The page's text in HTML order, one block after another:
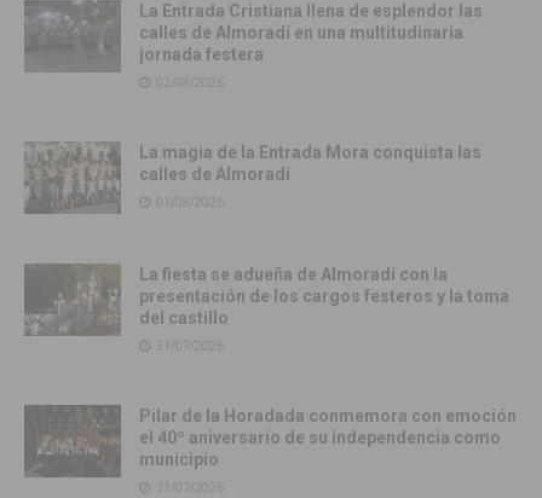
La Entrada Cristiana llena de esplendor las
calles de Almoradí en una multitudinaria
jornada festera
02/08/2026
La magia de la Entrada Mora conquista las
calles de Almoradí
01/08/2026
La fiesta se adueña de Almoradí con la
presentación de los cargos festeros y la toma
del castillo
31/07/2026
Pilar de la Horadada conmemora con emoción
el 40º aniversario de su independencia como
municipio
31/07/2026